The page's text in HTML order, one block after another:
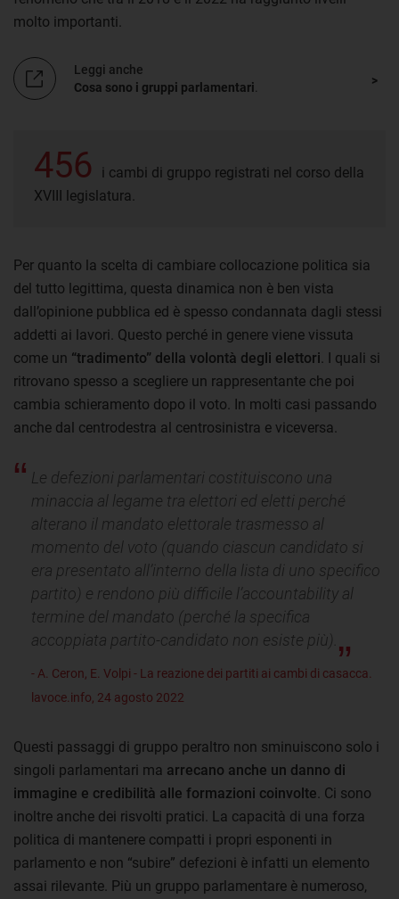
molto importanti.
Leggi anche
Cosa sono i gruppi parlamentari
456
i cambi di gruppo registrati nel corso della
XVIII legislatura.
Per quanto la scelta di cambiare collocazione politica sia
del tutto legittima, questa dinamica non è ben vista
dall’opinione pubblica ed è spesso condannata dagli stessi
addetti ai lavori. Questo perché in genere viene vissuta
come un “tradimento” della volontà degli elettori . I quali si
ritrovano spesso a scegliere un rappresentante che poi
cambia schieramento dopo il voto. In molti casi passando
anche dal centrodestra al centrosinistra e viceversa.
Le defezioni parlamentari costituiscono una
minaccia al legame tra elettori ed eletti perché
alterano il mandato elettorale trasmesso al
momento del voto (quando ciascun candidato si
era presentato all’interno della lista di uno specifico
partito) e rendono più difficile l’accountability al
termine del mandato (perché la specifica
accoppiata partito-candidato non esiste più).
- A. Ceron, E. Volpi - La reazione dei partiti ai cambi di casacca.
lavoce.info, 24 agosto 2022
Questi passaggi di gruppo peraltro non sminuiscono solo i
singoli parlamentari ma arrecano anche un danno di
immagine e credibilità alle formazioni coinvolte . Ci sono
inoltre anche dei risvolti pratici. La capacità di una forza
politica di mantenere compatti i propri esponenti in
parlamento e non “subire” defezioni è infatti un elemento
assai rilevante. Più un gruppo parlamentare è numeroso,